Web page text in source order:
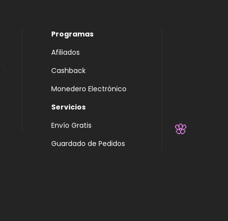
Programas
Afiliados
Cashback
Monedero Electrónico
Servicios
Envío Gratis
Guardado de Pedidos